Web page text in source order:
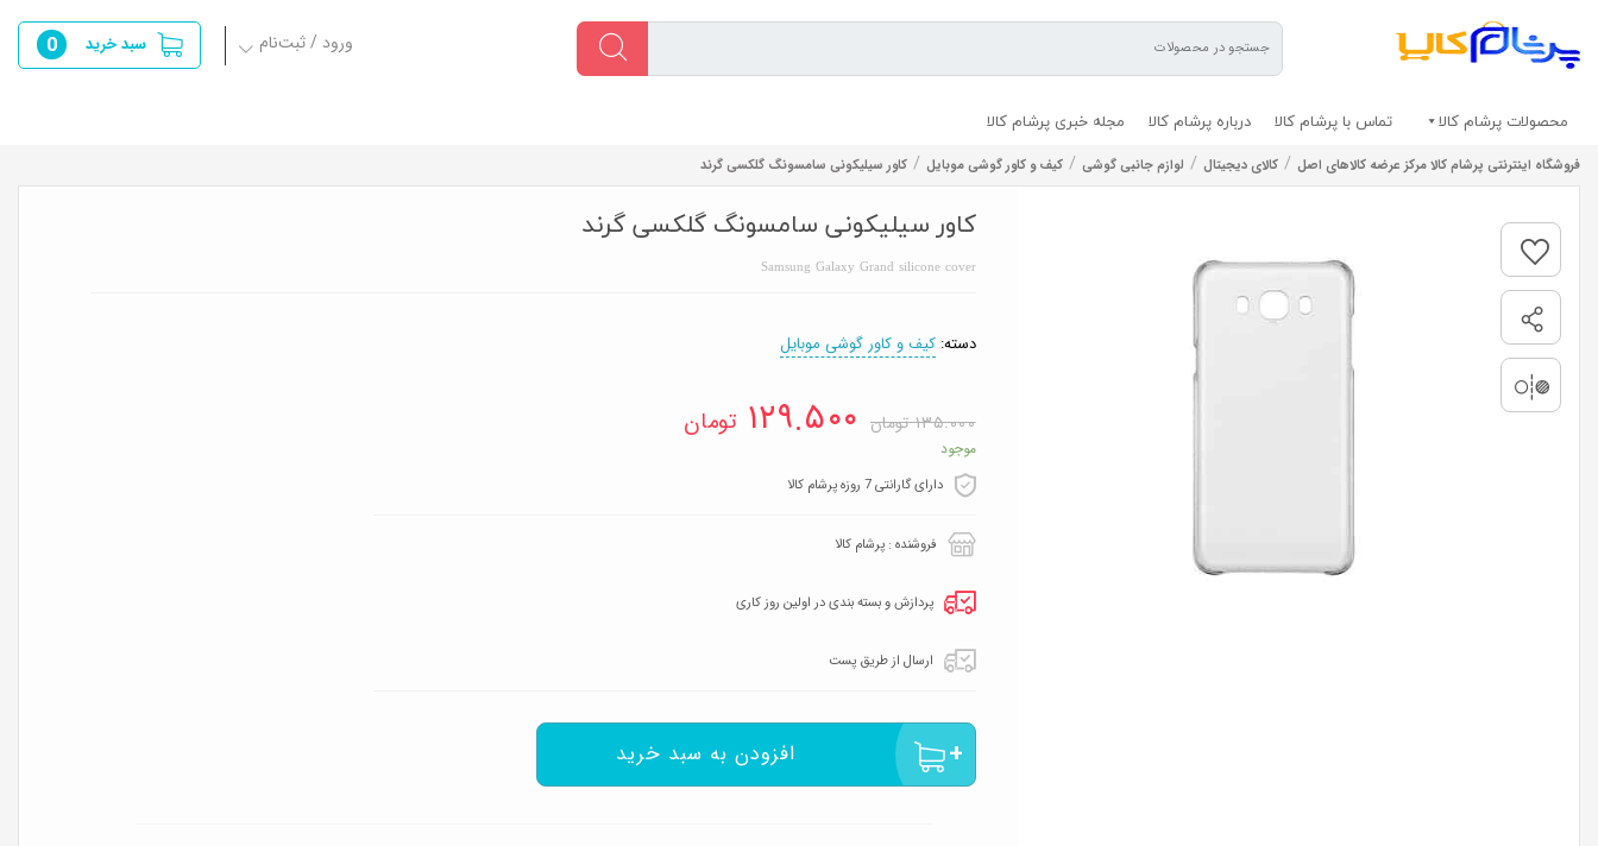
سبد خرید 0 ورود / ثبت‌نام
محصولات پرشام کالا تماس با پرشام کالا درباره پرشام کالا مجله خبری پرشام کالا
فروشگاه اینترنتی پرشام کالا مرکز عرضه کالاهای اصل / کالای دیجیتال / لوازم جانبی گوشی / کیف و کاور گوشی موبایل / کاور سیلیکونی سامسونگ گلکسی گرند
کاور سیلیکونی سامسونگ گلکسی گرند
Samsung Galaxy Grand silicone cover
دسته:کیف و کاور گوشی موبایل
۱۳۵.۰۰۰ تومان ۱۲۹.۵۰۰ تومان
موجود
دارای گارانتی 7 روزه پرشام کالا
فروشنده : پرشام کالا
پردازش و بسته بندی در اولین روز کاری
ارسال از طریق پست
افزودن به سبد خرید